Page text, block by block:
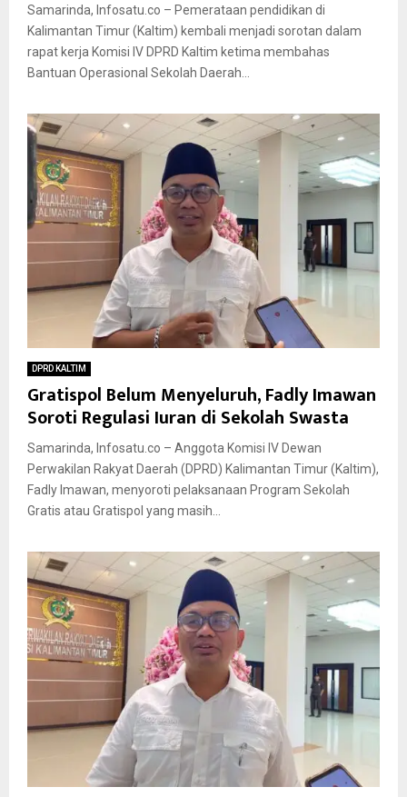
Samarinda, Infosatu.co – Pemerataan pendidikan di
Kalimantan Timur (Kaltim) kembali menjadi sorotan dalam
rapat kerja Komisi IV DPRD Kaltim ketima membahas
Bantuan Operasional Sekolah Daerah...
DPRD KALTIM
Gratispol Belum Menyeluruh, Fadly Imawan
Soroti Regulasi Iuran di Sekolah Swasta
Samarinda, Infosatu.co – Anggota Komisi IV Dewan
Perwakilan Rakyat Daerah (DPRD) Kalimantan Timur (Kaltim),
Fadly Imawan, menyoroti pelaksanaan Program Sekolah
Gratis atau Gratispol yang masih...